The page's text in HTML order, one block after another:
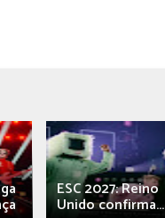
ESC 2027: Reino
Unido confirma...